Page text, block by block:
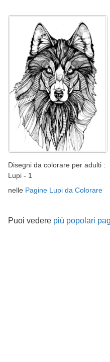
Disegni da colorare per adulti :
Lupi - 1
nelle Pagine Lupi da Colorare
Puoi vedere più popolari